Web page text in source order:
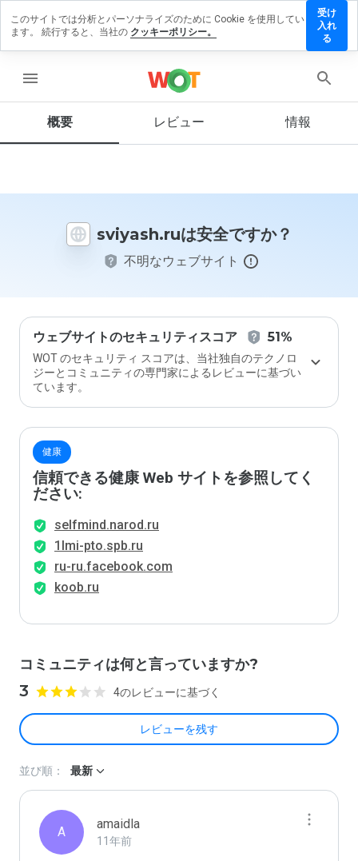
menu
概要 レビュー 情報
sviyash.ruは安全ですか？
不明なウェブサイト
ウェブサイトのセキュリティスコア 51%
WOT のセキュリティ スコアは、当社独自のテクノロ
ジーとコミュニティの専門家によるレビューに基づい
ています。
健康
信頼できる健康 Web サイトを参照してく
ださい:
selfmind.narod.ru
1lmi-pto.spb.ru
ru-ru.facebook.com
koob.ru
コミュニティは何と言っていますか?
3 4のレビューに基づく
レビューを残す
ビュ
残す
この
イト
価し
ます
か？
並び順： 最新
A
amaidla
11年前
このサイトでは分析とパーソナライズのために Cookie を使用してい
ます。 続行すると、当社の クッキーポリシー。
受け
入れ
る